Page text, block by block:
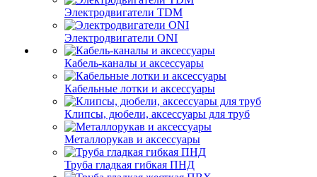
Электродвигатели TDM
Электродвигатели ONI
Кабель-каналы и аксессуары
Кабельные лотки и аксессуары
Клипсы, дюбели, аксессуары для труб
Металлорукав и аксессуары
Труба гладкая гибкая ПНД